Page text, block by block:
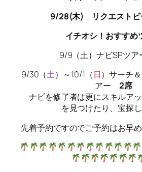
9/28(木) リクエスト
イチオシ！おすすめ
9/9（土）ナビSPツ
9/30（土）～10/1（日）サーチ
アー 2席
ナビを修了者は更にスキルア
を見つけたり、宝探し
先着予約ですのでご予約はお早め